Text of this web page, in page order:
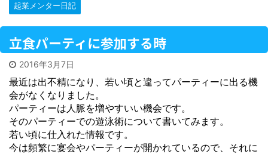
起業メンター日記
立食パーティに参加する時
2016年3月7日
最近は出不精になり、若い頃と違ってパーティーに出る機
会がなくなりました。
パーティーは人脈を増やすいい機会です。
そのパーティーでの遊泳術について書いてみます。
若い頃に仕入れた情報です。
今は頻繁に宴会やパーティーが開かれているので、それに